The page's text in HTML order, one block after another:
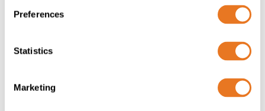
Preferences
Statistics
Marketing
dos centros de dados energia, armazenamento na
"cloud" e capacidade de refrigeração. As unidades de
dos componentes que fazem com que os sistemas HPC
funcionem. São, essencialmente, neurónios virtuais,
quantidades extremamente grandes de eletricidade.